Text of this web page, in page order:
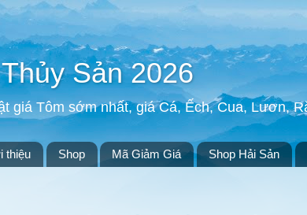
Sản 2026
giá Tôm sớm nhất, giá Cá, Ếch, Cua, Lươn,
thiệu Shop Mã Giảm Giá Shop Hải Sản